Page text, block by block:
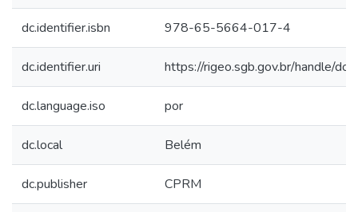
dc.identifier.isbn 978-65-5664-017-4
dc.identifier.uri https://rigeo.sgb.gov.br/handle/
dc.language.iso por
dc.local Belém
dc.publisher CPRM